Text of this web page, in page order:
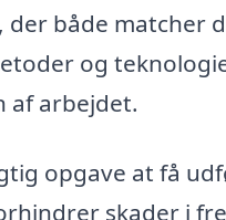
både matcher
og
af arbejdet.
opgave at få
skader i